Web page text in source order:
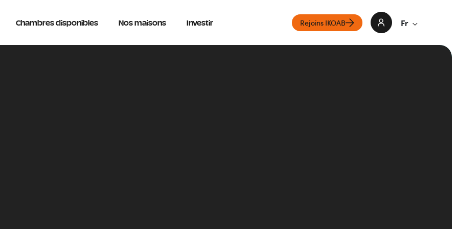
Chambres disponibles Nos maisons Investir Rejoins IKOAB Fr